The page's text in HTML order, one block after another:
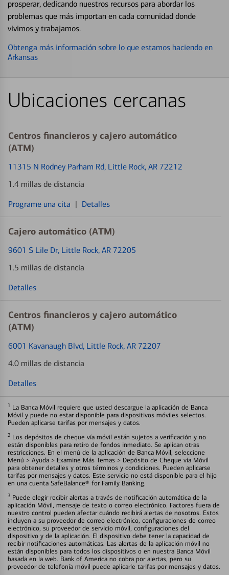
prosperar, dedicando nuestros recursos para abordar los
problemas que más importan en cada comunidad donde
vivimos y trabajamos.
Obtenga más información sobre lo que estamos haciendo en
Arkansas
Ubicaciones cercanas
Centros financieros y cajero automático
(ATM)
11315 N Rodney Parham Rd, Little Rock, AR 72212
1.4 millas de distancia
Programe una cita | Detalles
Cajero automático (ATM)
9601 S Lile Dr, Little Rock, AR 72205
1.5 millas de distancia
Detalles
Centros financieros y cajero automático
(ATM)
6001 Kavanaugh Blvd, Little Rock, AR 72207
4.0 millas de distancia
Detalles
1 La Banca Móvil requiere que usted descargue la aplicación de Banca
Móvil y puede no estar disponible para dispositivos móviles selectos.
Pueden aplicarse tarifas por mensajes y datos.
2 Los depósitos de cheque vía móvil están sujetos a verificación y no
están disponibles para retiro de fondos inmediato. Se aplican otras
restricciones. En el menú de la aplicación de Banca Móvil, seleccione
Menú > Ayuda > Examine Más Temas > Depósito de Cheque vía Móvil
para obtener detalles y otros términos y condiciones. Pueden aplicarse
tarifas por mensajes y datos. Este servicio no está disponible para el hijo
en una cuenta SafeBalance® for Family Banking.
3 Puede elegir recibir alertas a través de notificación automática de la
aplicación Móvil, mensaje de texto o correo electrónico. Factores fuera de
nuestro control pueden afectar cuándo recibirá alertas de nosotros. Estos
incluyen a su proveedor de correo electrónico, configuraciones de correo
electrónico, su proveedor de servicio móvil, configuraciones del
dispositivo y de la aplicación. El dispositivo debe tener la capacidad de
recibir notificaciones automáticas. Las alertas de la aplicación móvil no
están disponibles para todos los dispositivos o en nuestra Banca Móvil
basada en la web. Bank of America no cobra por alertas, pero su
proveedor de telefonía móvil puede aplicarle tarifas por mensajes y datos.